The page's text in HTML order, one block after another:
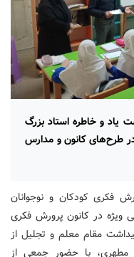
یاد و خاطره استاد بزرگ
طرح‌های کانون و مدارس
فکری کودکان و نوجوانان
ویژه در کانون پرورش فکری
مقام معلم و تجلیل از
مطهری، با حضور جمعی از